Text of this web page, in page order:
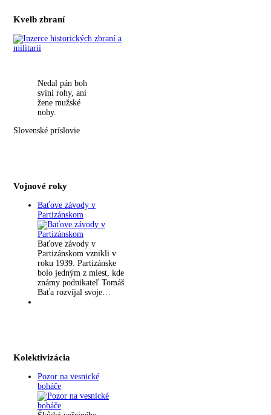
Kvelb zbraní
Nedal pán boh
svini rohy, ani
žene mužské
nohy.
Slovenské príslovie
Vojnové roky
Baťove závody v
Partizánskom
Baťove závody v
Partizánskom vznikli v
roku 1939. Partizánske
bolo jedným z miest, kde
známy podnikateľ Tomáš
Baťa rozvíjal svoje…
Kolektivizácia
Pozor na vesnické
boháče